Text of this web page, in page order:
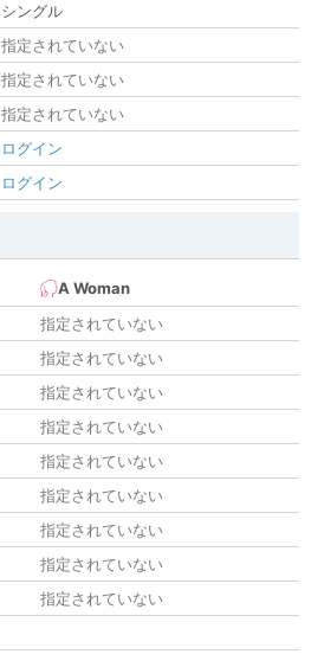
シングル
指定されていない
指定されていない
指定されていない
ログイン
ログイン
A Woman
指定されていない
指定されていない
指定されていない
指定されていない
指定されていない
指定されていない
指定されていない
指定されていない
指定されていない